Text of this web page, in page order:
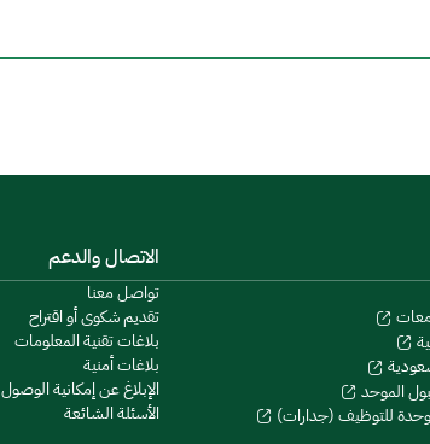
الموحد
للتوظيف (جدارات)
الاتصال والدعم
تواصل معنا
تقديم شكوى أو اقتراح
بلاغات تقنية المعلومات
بلاغات أمنية
الإبلاغ عن إمكانية الوصول
الأسئلة الشائعة